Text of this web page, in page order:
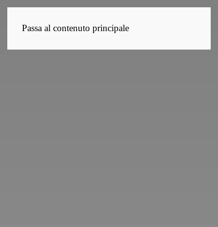
Passa al contenuto principale
IT